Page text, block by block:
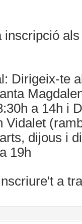
inscripció
Dirigeix-te
a 14h i
Vidalet
dijous i
19h
a